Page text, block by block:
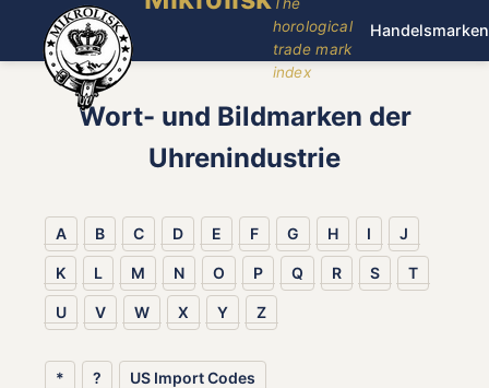
horological
trade mark
index
Handelsmarken
Wort- und Bildmarken der
Uhrenindustrie
A B C D E F G H I J
K L M N O P Q R S T
U V W X Y Z
* ? US Import Codes